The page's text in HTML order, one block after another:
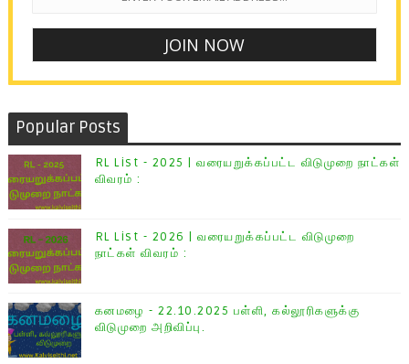
Popular Posts
RL List - 2025 | வரையறுக்கப்பட்ட விடுமுறை நாட்கள்
விவரம் :
RL List - 2026 | வரையறுக்கப்பட்ட விடுமுறை
நாட்கள் விவரம் :
கனமழை - 22.10.2025 பள்ளி, கல்லூரிகளுக்கு
விடுமுறை அறிவிப்பு.